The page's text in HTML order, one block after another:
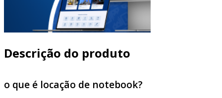
Descrição do produto
o que é locação de notebook?